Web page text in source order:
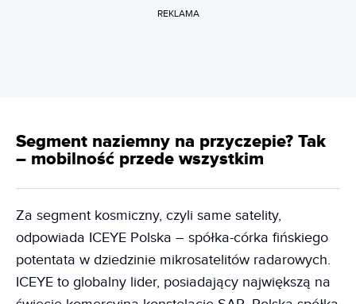
REKLAMA
Segment naziemny na przyczepie? Tak
– mobilność przede wszystkim
Za segment kosmiczny, czyli same satelity,
odpowiada ICEYE Polska – spółka-córka fińskiego
potentata w dziedzinie mikrosatelitów radarowych.
ICEYE to globalny lider, posiadający największą na